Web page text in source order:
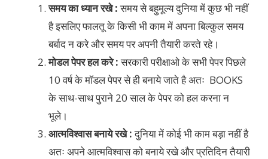
समय का ध्यान रखे :समय से बहुमूल्य दुनिया में कुछ भी नहीं
है इसलिए फालतू के किसी भी काम में अपना बिल्कुल समय
बर्बाद न करे और समय पर अपनी तैयारी करते रहे।
मोडल पेपर हल करे :सरकारी परीक्षाओ के सभी पेपर पिछले
10 वर्ष के मॉडल पेपर से ही बनाये जाते है अतः BOOKS
के साथ-साथ पुराने 20 साल के पेपर को हल करना न
भूले।
आत्मविश्वास बनाये रखे :दुनिया में कोई भी काम बड़ा नहीं है
अतः अपने आत्मविश्वास को बनाये रखे और प्रतिदिन तैयारी